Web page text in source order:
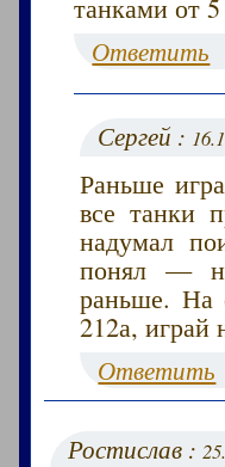
Ответить
Сергей :
Раньше
все танки
надумал
понял —
раньше. На
212а, играй
Ответить
Ростислав :